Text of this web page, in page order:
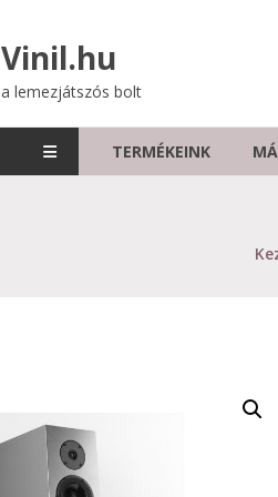
Vinil.hu
a lemezjátszós bolt
TERMÉKEINK